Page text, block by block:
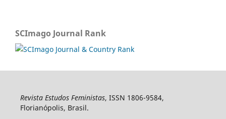
SCImago Journal Rank
Revista Estudos Feministas, ISSN 1806-9584,
Florianópolis, Brasil.